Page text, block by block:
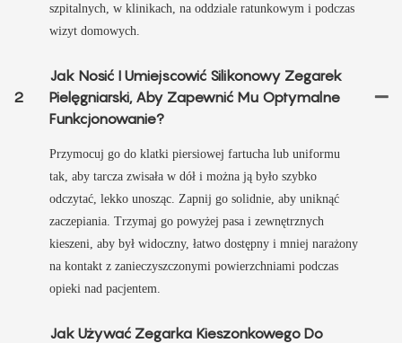
szpitalnych, w klinikach, na oddziale ratunkowym i podczas
wizyt domowych.
2
Jak Nosić I Umiejscowić Silikonowy Zegarek
Pielęgniarski, Aby Zapewnić Mu Optymalne
Funkcjonowanie?
Przymocuj go do klatki piersiowej fartucha lub uniformu
tak, aby tarcza zwisała w dół i można ją było szybko
odczytać, lekko unosząc. Zapnij go solidnie, aby uniknąć
zaczepiania. Trzymaj go powyżej pasa i zewnętrznych
kieszeni, aby był widoczny, łatwo dostępny i mniej narażony
na kontakt z zanieczyszczonymi powierzchniami podczas
opieki nad pacjentem.
Jak Używać Zegarka Kieszonkowego Do